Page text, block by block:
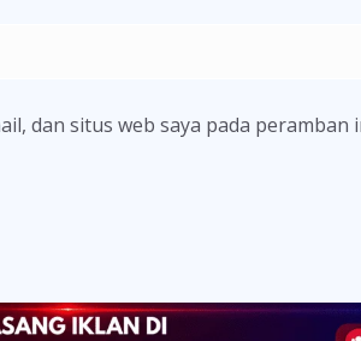
dan situs web saya pada